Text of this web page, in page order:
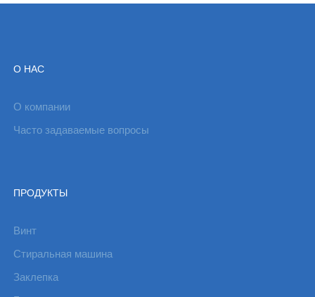
О НАС
О компании
Часто задаваемые вопросы
ПРОДУКТЫ
Винт
Стиральная машина
Заклепка